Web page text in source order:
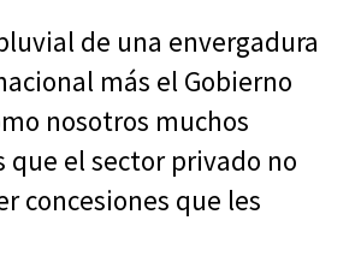
de una envergadura
más el Gobierno
nosotros muchos
que el sector privado no
concesiones que les